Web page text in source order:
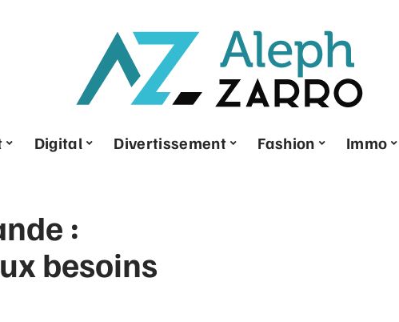
Digital Divertissement Fashion Immo
:
besoins